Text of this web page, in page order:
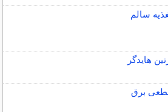
سالم
هایدگر
قطعی برق